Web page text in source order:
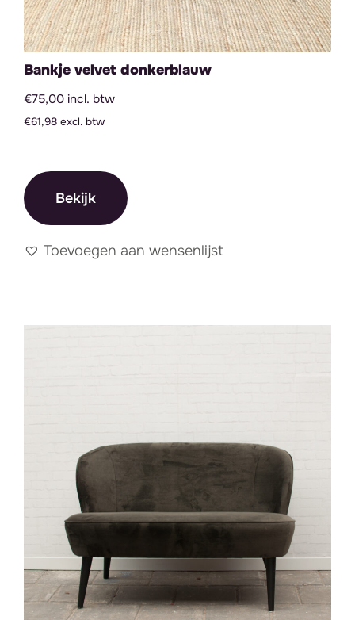
Bankje velvet donkerblauw
€75,00 incl. btw
€61,98 excl. btw
Bekijk
Toevoegen aan wensenlijst